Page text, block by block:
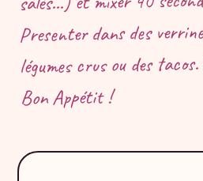
Presenter dans des
légumes crus ou des
Bon Appétit !